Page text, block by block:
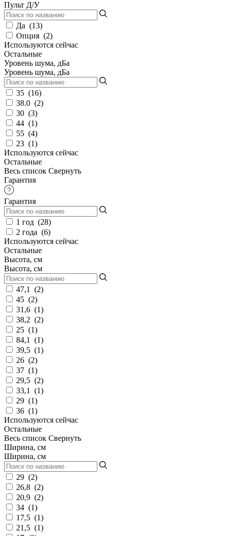
Пульт Д/У
Да (13)
Опция (2)
Используются сейчас
Остальные
Уровень шума, дБа
Уровень шума, дБа
35 (16)
38.0 (2)
30 (3)
44 (1)
55 (4)
23 (1)
Используются сейчас
Остальные
Весь список Свернуть
Гарантия
Гарантия
1 год (28)
2 года (6)
Используются сейчас
Остальные
Высота, см
Высота, см
47,1 (2)
45 (2)
31,6 (1)
38,2 (2)
25 (1)
84,1
(1)
39,5 (1)
26 (2)
37 (1)
29,5 (2)
33,1
(1)
29 (1)
36 (1)
Используются сейчас
Остальные
Весь список Свернуть
Ширина, см
Ширина, см
29 (2)
26,8 (2)
20,9 (2)
34 (1)
17,5 (1)
21,5 (1)